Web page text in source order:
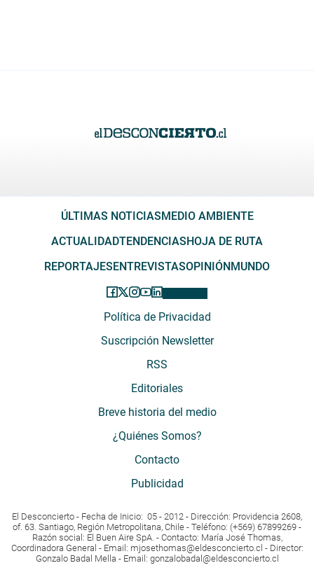
ÚLTIMAS NOTICIASMEDIO AMBIENTE
ACTUALIDADTENDENCIASHOJA DE RUTA
REPORTAJESENTREVISTASOPINIÓNMUNDO
Política de Privacidad
Suscripción Newsletter
RSS
Editoriales
Breve historia del medio
¿Quiénes Somos?
Contacto
Publicidad
El Desconcierto - Fecha de Inicio: 05 - 2012 - Dirección: Providencia 2608,
of. 63. Santiago, Región Metropolitana, Chile - Teléfono: (+569) 67899269 -
Razón social: El Buen Aire SpA. - Contacto: María José Thomas,
Coordinadora General - Email: mjosethomas@eldesconcierto.cl - Director:
Gonzalo Badal Mella - Email: gonzalobadal@eldesconcierto.cl